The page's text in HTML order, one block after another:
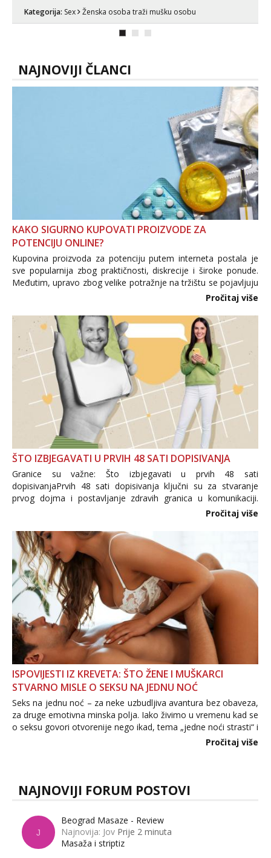
Pusenje i gutanje sperme Erotsko rublje
imam uvijek Lizati me mozes i ljubiti po
Kategorija: Sex Ženska osoba traži mušku osobu
NAJNOVIJI ČLANCI
KAKO SIGURNO KUPOVATI PROIZVODE ZA
POTENCIJU ONLINE?
Kupovina proizvoda za potenciju putem interneta postala je
sve popularnija zbog praktičnosti, diskrecije i široke ponude.
Međutim, upravo zbog velike potražnje na tržištu se pojavljuju
i brojni krivotvoreni proizvodi, nepouzdane internetske
Pročitaj više
ŠTO IZBJEGAVATI U PRVIH 48 SATI DOPISIVANJA
Granice su važne: Što izbjegavati u prvih 48 sati
dopisivanjaPrvih 48 sati dopisivanja ključni su za stvaranje
prvog dojma i postavljanje zdravih granica u komunikaciji.
Važno je izbjeći prebrzo otkrivanje osobnih ili intimnih
povjerenje. Takođe...
Pročitaj više
ISPOVIJESTI IZ KREVETA: ŠTO ŽENE I MUŠKARCI
STVARNO MISLE O SEKSU NA JEDNU NOĆ
Seks na jednu noć – za neke uzbudljiva avantura bez obaveza,
za druge emotivna minska polja. Iako živimo u vremenu kad se
o seksu govori otvorenije nego ikad, tema „jedne noći strasti“ i
dalje izaziva burne rasprave. Što zapravo misle žene, a što
Pročitaj više
NAJNOVIJI FORUM POSTOVI
J
Beograd Masaze - Review
Najnovija: Jov Prije 2 minuta
Masaža i striptiz